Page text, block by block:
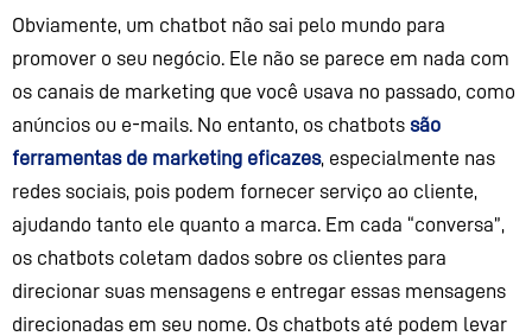
Obviamente, um chatbot não sai pelo mundo para
promover o seu negócio. Ele não se parece em nada com
os canais de marketing que você usava no passado, como
anúncios ou e-mails. No entanto, os chatbots são
ferramentas de marketing eficazes, especialmente nas
redes sociais, pois podem fornecer serviço ao cliente,
ajudando tanto ele quanto a marca. Em cada “conversa”,
os chatbots coletam dados sobre os clientes para
direcionar suas mensagens e entregar essas mensagens
direcionadas em seu nome. Os chatbots até podem levar